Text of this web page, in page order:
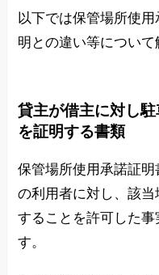
以下では保管場所使
明との違い等について
貸主が借主に対し
を証明する書類
保管場所使用承諾証
の利用者に対し、該
することを許可した
す。